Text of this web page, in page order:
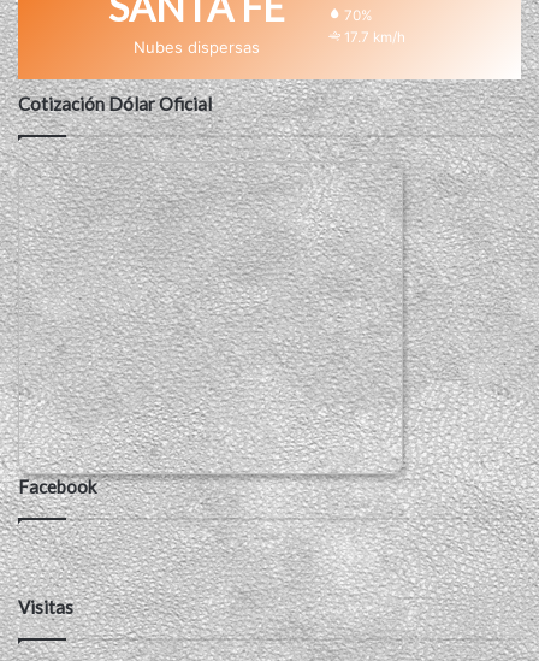
Nubes dispersas
70%
17.7 km/h
Cotización Dólar Oficial
Facebook
Visitas